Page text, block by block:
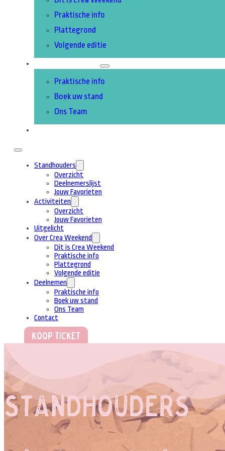
Praktische info
Plattegrond
Volgende editie
Praktische info
Boek uw stand
Ons Team
Standhouders
Overzicht
Deelnemerslijst
Jouw Favorieten
Activiteiten
Overzicht
Jouw Favorieten
Uitgelicht
Over Crea Weekend
Dit is Crea Weekend
Praktische info
Plattegrond
Volgende editie
Deelnemen
Praktische info
Boek uw stand
Ons Team
Contact
Koop Ticket
Standhouders